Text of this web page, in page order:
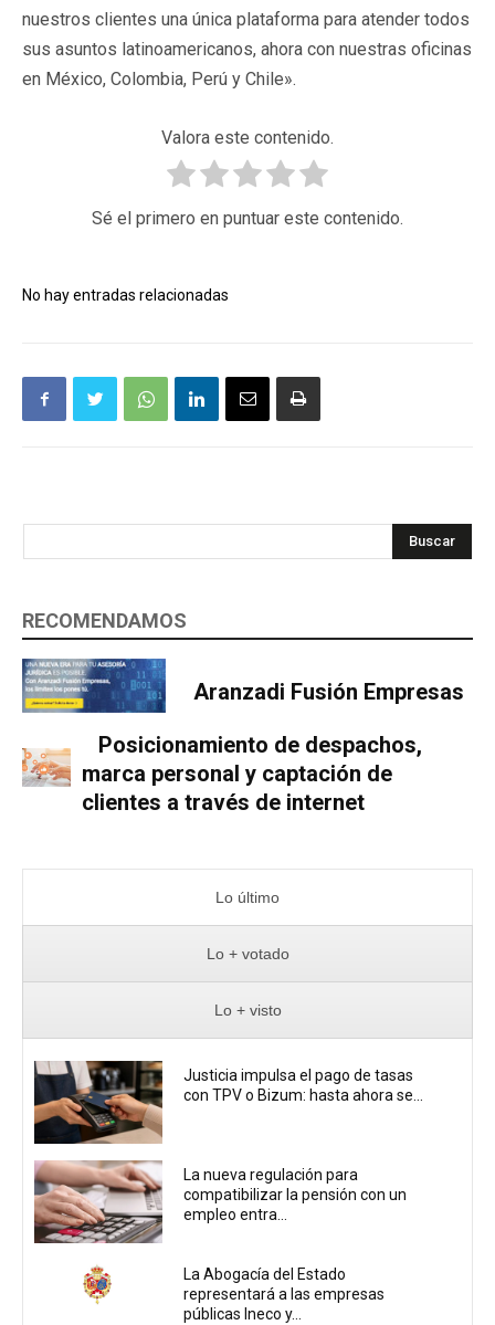
nuestros clientes una única plataforma para atender todos
sus asuntos latinoamericanos, ahora con nuestras oficinas
en México, Colombia, Perú y Chile».
Valora este contenido.
Sé el primero en puntuar este contenido.
No hay entradas relacionadas
Buscar
RECOMENDAMOS
Aranzadi Fusión Empresas
Posicionamiento de despachos,
marca personal y captación de
clientes a través de internet
Lo último
Lo + votado
Lo + visto
Justicia impulsa el pago de tasas
con TPV o Bizum: hasta ahora se...
La nueva regulación para
compatibilizar la pensión con un
empleo entra...
La Abogacía del Estado
representará a las empresas
públicas Ineco y...